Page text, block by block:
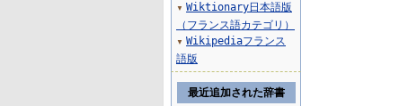
▼ Wiktionary日本語版
（フランス語カテゴリ）
▼ Wikipediaフランス
語版
最近追加された辞書